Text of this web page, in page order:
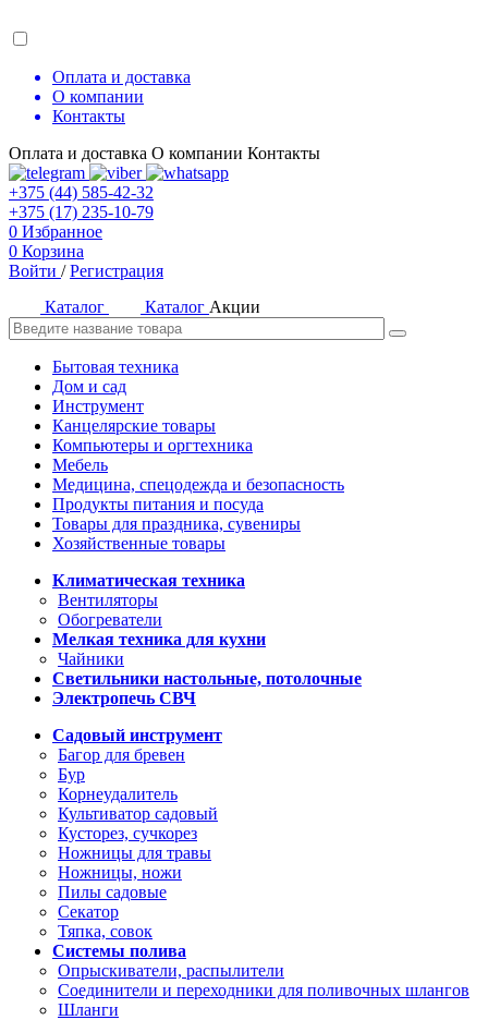
Оплата и доставка
О компании
Контакты
Оплата и доставка О компании Контакты
+375 (44) 585-42-32
+375 (17) 235-10-79
0 Избранное
0 Корзина
Войти / Регистрация
Каталог
Каталог Акции
Бытовая техника
Дом и сад
Инструмент
Канцелярские товары
Компьютеры и оргтехника
Мебель
Медицина, спецодежда и безопасность
Продукты питания и посуда
Товары для праздника, сувениры
Хозяйственные товары
Климатическая техника
Вентиляторы
Обогреватели
Мелкая техника для кухни
Чайники
Светильники настольные, потолочные
Электропечь СВЧ
Садовый инструмент
Багор для бревен
Бур
Корнеудалитель
Культиватор садовый
Кусторез, сучкорез
Ножницы для травы
Ножницы, ножи
Пилы садовые
Секатор
Тяпка, совок
Системы полива
Опрыскиватели, распылители
Соединители и переходники для поливочных шлангов
Шланги